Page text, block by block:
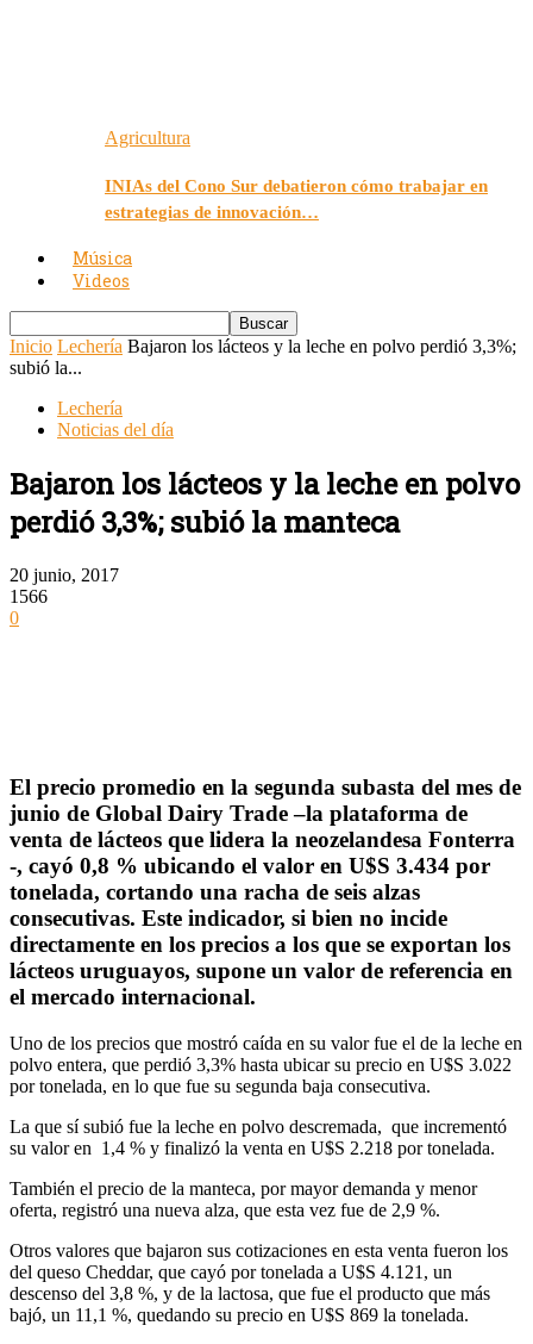
Agricultura
INIAs del Cono Sur debatieron cómo trabajar en
estrategias de innovación…
Música
Videos
Inicio Lechería Bajaron los lácteos y la leche en polvo perdió 3,3%;
subió la...
Lechería
Noticias del día
Bajaron los lácteos y la leche en polvo
perdió 3,3%; subió la manteca
20 junio, 2017
1566
0
El precio promedio en la segunda subasta del mes de
junio de Global Dairy Trade –la plataforma de
venta de lácteos que lidera la neozelandesa Fonterra
-, cayó 0,8 % ubicando el valor en U$S 3.434 por
tonelada, cortando una racha de seis alzas
consecutivas. Este indicador, si bien no incide
directamente en los precios a los que se exportan los
lácteos uruguayos, supone un valor de referencia en
el mercado internacional.
Uno de los precios que mostró caída en su valor fue el de la leche en
polvo entera, que perdió 3,3% hasta ubicar su precio en U$S 3.022
por tonelada, en lo que fue su segunda baja consecutiva.
La que sí subió fue la leche en polvo descremada, que incrementó
su valor en 1,4 % y finalizó la venta en U$S 2.218 por tonelada.
También el precio de la manteca, por mayor demanda y menor
oferta, registró una nueva alza, que esta vez fue de 2,9 %.
Otros valores que bajaron sus cotizaciones en esta venta fueron los
del queso Cheddar, que cayó por tonelada a U$S 4.121, un
descenso del 3,8 %, y de la lactosa, que fue el producto que más
bajó, un 11,1 %, quedando su precio en U$S 869 la tonelada.